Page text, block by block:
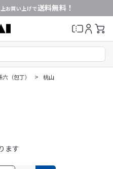
お買い上げで送料無料！
六（包丁） > 桃山
ます